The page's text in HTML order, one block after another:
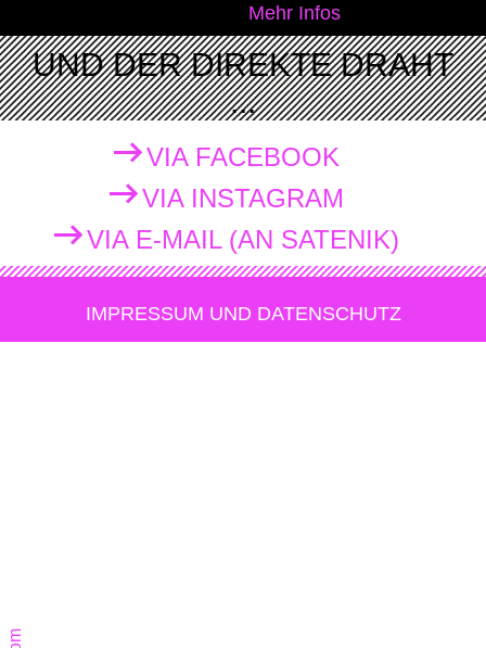
Mehr Infos
UND DER DIREKTE DRAHT
...
VIA FACEBOOK
VIA INSTAGRAM
VIA E-MAIL (AN SATENIK)
IMPRESSUM UND DATENSCHUTZ